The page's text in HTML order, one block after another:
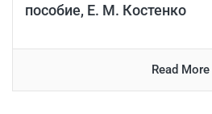
пособие, Е. М. Костенко
Read More